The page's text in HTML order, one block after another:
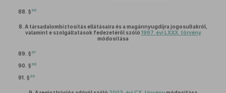
88. § 96
8. A társadalombiztosítás ellátásaira és a magánnyugdíjra jogosultakról,
valamint e szolgáltatások fedezetéről szóló 1997. évi LXXX. törvény
módosítása
89. § 97
90. § 98
91. § 99